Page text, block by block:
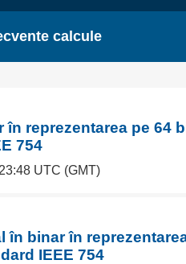
calcule
în reprezentarea pe 64
754
UTC (GMT)
în binar în
IEEE 754